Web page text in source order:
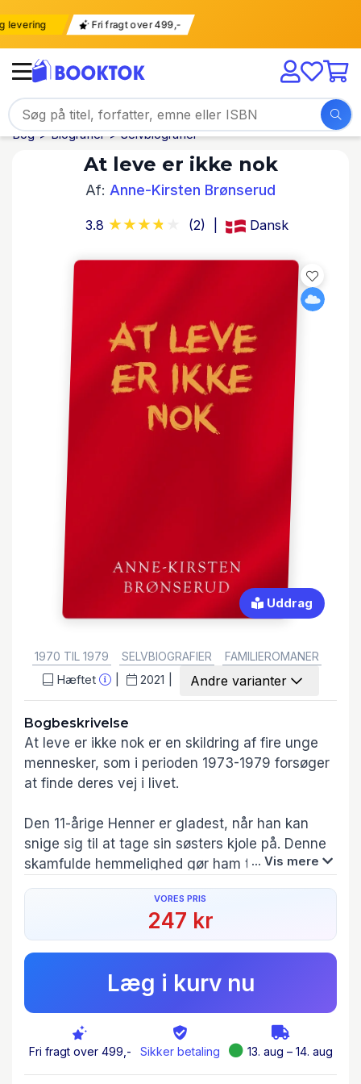
levering Fri fragt over 499,-
Bog Biografier Selvbiografier
At leve er ikke nok
Af: Anne-Kirsten Brønserud
3.8 (2) Dansk
Uddrag
1970 TIL 1979
SELVBIOGRAFIER FAMILIEROMANER
Hæftet 2021 Andre varianter
Bogbeskrivelse
At leve er ikke nok er en skildring af fire unge
mennesker, som i perioden 1973-1979 forsøger
at finde deres vej i livet.
Den 11-årige Henner er gladest, når han kan
snige sig til at tage sin søsters kjole på. Denne
skamfulde hemmelighed gør ham til enspænder.
Hvordan klarer han et liv uden håb om
nogensinde at kunne udleve sine inderste
Storesøsteren Mie fortrænger med skiftende
held den sensommerdag for et år siden, hvor
hun passivt så til, at Henners plageånd
druknede. Hvilken indflydelse får Mies følelse af
skyld på hendes livsvalg?
... Vis mere
VORES PRIS
247 kr
Læg i kurv nu
Fri fragt over 499,- Sikker betaling 13. aug – 14. aug